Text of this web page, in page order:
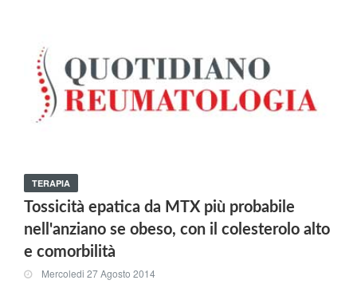
TERAPIA
Tossicità epatica da MTX più probabile
nell'anziano se obeso, con il colesterolo alto
e comorbilità
Mercoledi 27 Agosto 2014